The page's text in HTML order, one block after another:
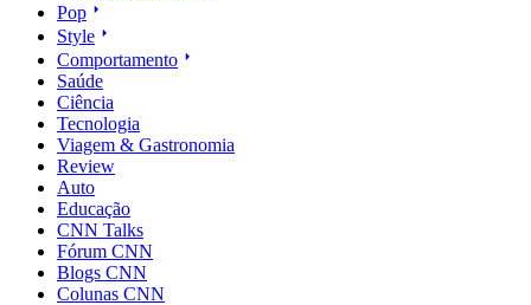
Pop
Style
Comportamento
Saúde
Ciência
Tecnologia
Viagem & Gastronomia
Review
Auto
Educação
CNN Talks
Fórum CNN
Blogs CNN
Colunas CNN